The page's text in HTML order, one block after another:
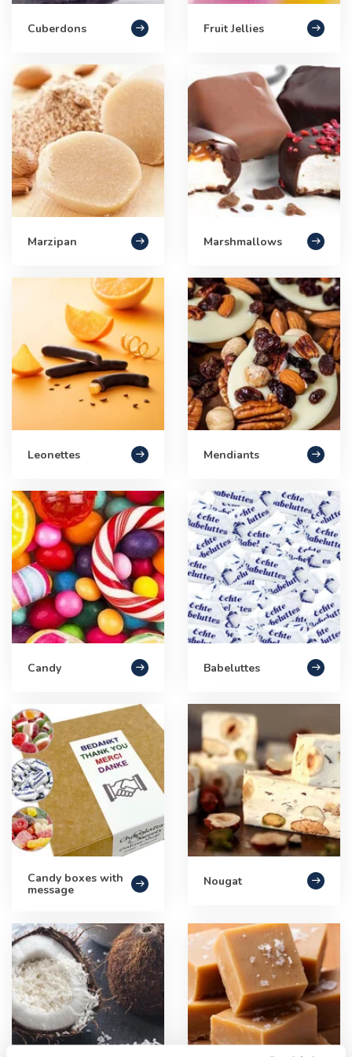
Cuberdons Fruit Jellies
Marzipan Marshmallows
Leonettes Mendiants
Candy Babeluttes
Candy boxes with
message
Nougat